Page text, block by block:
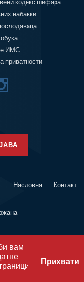
кодекс шифара
набавки
ИМС
приватности
Насловна Контакт
вам
Прихвати